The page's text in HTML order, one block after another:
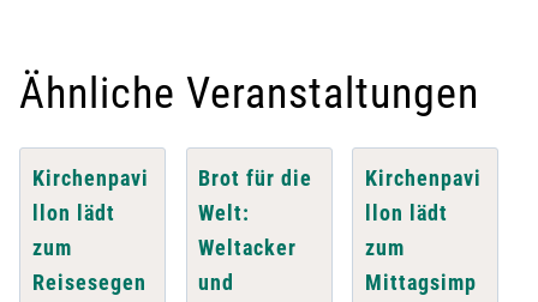
Ähnliche Veranstaltungen
Kirchenpavi
llon lädt
zum
Reisesegen
Brot für die
Welt:
Weltacker
und
Kirchenpavi
llon lädt
zum
Mittagsimp